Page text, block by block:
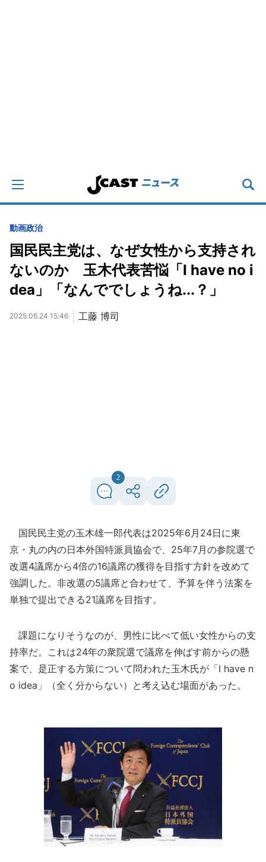
動画政治
国民民主党は、なぜ女性から支持され
ないのか 玉木代表苦悩「I have no i
dea」「なんででしょうね...？」
2025.06.24 15:46 工藤 博司
2
国民民主党の玉木雄一郎代表は2025年6月24日に東
京・丸の内の日本外国特派員協会で、25年7月の参院選で
改選4議席から4倍の16議席の獲得を目指す方針を改めて
強調した。非改選の5議席と合わせて、予算を伴う法案を
単独で提出できる21議席を目指す。
課題になりそうなのが、男性に比べて低い女性からの支
持率だ。これは24年の衆院選で議席を伸ばす前からの懸
案で、是正する方策について問われた玉木氏が「I have n
o idea」（全く分からない）と考え込む場面があった。